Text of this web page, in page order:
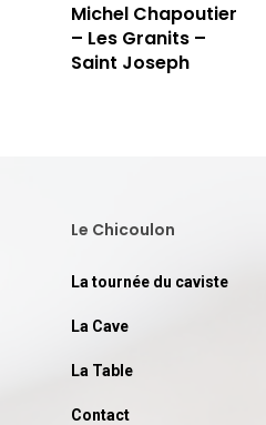
Michel Chapoutier
– Les Granits –
Saint Joseph
Le Chicoulon
La tournée du caviste
La Cave
La Table
Contact